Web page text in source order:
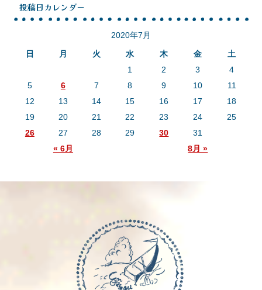
投稿日カレンダー
2020年7月
日
月 火 水 木 金 土
« 6月 8月 »
1 2 3
4
5
6 7 8 9 10
11
12
13 14 15 16 17
18
19
20 21 22 23 24
25
26
27 28 29 30 31